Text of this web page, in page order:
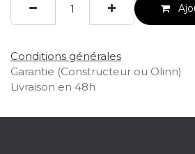
Conditions générales
Garantie (Constructeur ou Olinn)
Livraison en 48h